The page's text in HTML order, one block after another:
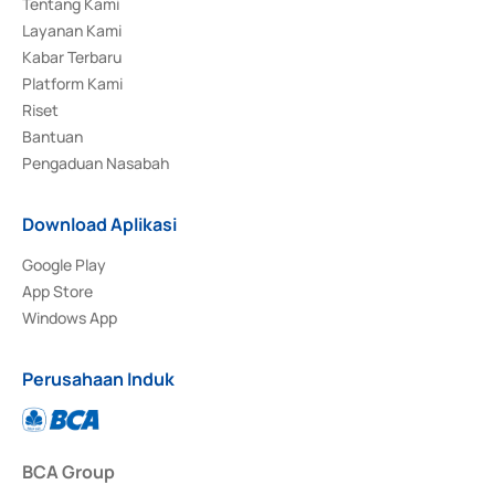
Layanan Kami
Kabar Terbaru
Platform Kami
Riset
Bantuan
Pengaduan Nasabah
Download Aplikasi
Google Play
App Store
Windows App
Perusahaan Induk
BCA Group